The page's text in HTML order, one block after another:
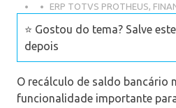
ERP TOTVS PROTHEUS,
⭐ Gostou do tema? Salve
depois
O recálculo de saldo bancário
funcionalidade importante